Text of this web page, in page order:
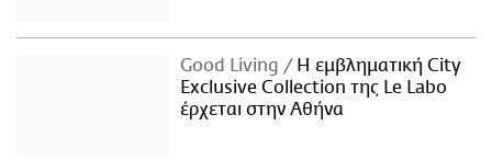
Good Living
Η εμβληματική City
Exclusive Collection της Le Labo
έρχεται στην Αθήνα